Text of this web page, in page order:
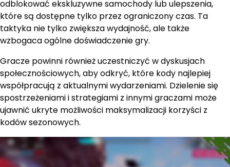
odblokować ekskluzywne samochody lub ulepszenia,
które są dostępne tylko przez ograniczony czas. Ta
taktyka nie tylko zwiększa wydajność, ale także
wzbogaca ogólne doświadczenie gry.
Gracze powinni również uczestniczyć w dyskusjach
społecznościowych, aby odkryć, które kody najlepiej
współpracują z aktualnymi wydarzeniami. Dzielenie się
spostrzeżeniami i strategiami z innymi graczami może
ujawnić ukryte możliwości maksymalizacji korzyści z
kodów sezonowych.